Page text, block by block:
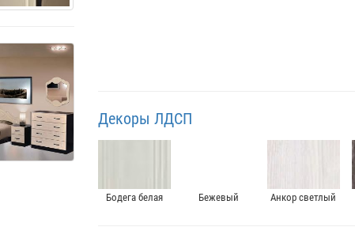
Декоры ЛДСП
Бодега белая Бежевый Анкор светлый